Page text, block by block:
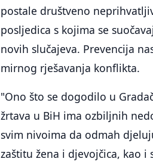
postale društveno
posljedica s kojima se
novih slučajeva. Prevencija
mirnog rješavanja konflikta.
"Ono što se dogodilo u
žrtava u BiH ima ozbiljnih
svim nivoima da odmah
zaštitu žena i djevojčica, kao